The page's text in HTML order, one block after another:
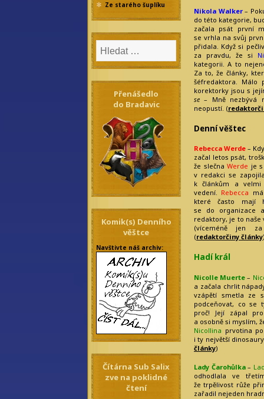
Ze starého šuplíku
Přenášedlo
do Bradavic
Komik(s) Denního
věštce
Navštivte náš archiv:
Čítárna Sub Salix
zve na poklidné
čtení
Nikola Walker–
do této kategorie,
začala psát první
se vrhla na svůj
přidala. Když si
za pravdu, že si
kategorii. A to
Za to, že články,
šéfredaktora.
korektorky jsou s
se – Mně nezbývá
neopustí. (
Denní věštec
Rebecca Werde –
začal letos psát,
že slečna Werde je
v redakci se
k článkům a velmi
vedení. Rebecca
které často mají
se do organizace
redaktory, je to
(víceméně jen
(redaktorčiny články
Hadí král
Nicolle Muerte –
a začala chrlit
vzápětí smetla ze
podceňovat, co se
proč! Její zápal
a osobně si myslím,
Nicollina prvotina
i ty největší
články)
Lady Čarohůlka–
odhodlala ve
že trpělivost růže
zařadil nejeden